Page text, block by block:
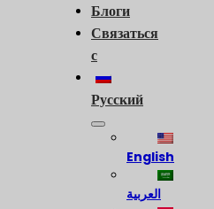
Блоги
Связаться
с
Русский
English
العربية